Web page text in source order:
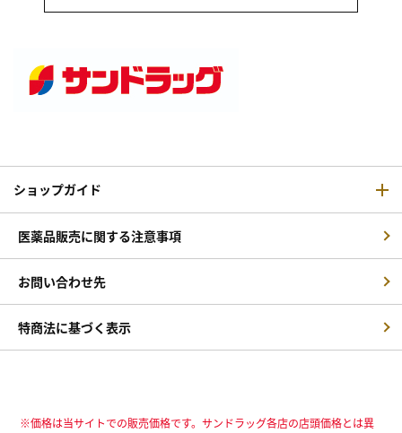
ショップガイド
医薬品販売に関する注意事項
お問い合わせ先
特商法に基づく表示
※価格は当サイトでの販売価格です。サンドラッグ各店の店頭価格とは異